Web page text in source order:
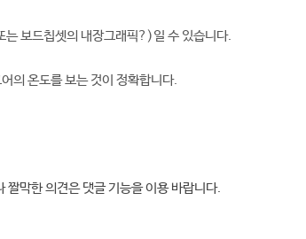
보드칩셋의 내장그래픽?)일 수 있습니다.
의 온도를 보는 것이 정확합니다.
막한 의견은 댓글 기능을 이용 바랍니다.